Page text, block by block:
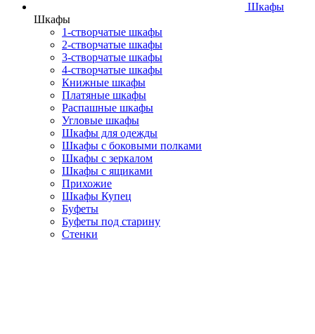
Шкафы
Шкафы
1-створчатые шкафы
2-створчатые шкафы
3-створчатые шкафы
4-створчатые шкафы
Книжные шкафы
Платяные шкафы
Распашные шкафы
Угловые шкафы
Шкафы для одежды
Шкафы с боковыми полками
Шкафы с зеркалом
Шкафы с ящиками
Прихожие
Шкафы Купец
Буфеты
Буфеты под старину
Стенки